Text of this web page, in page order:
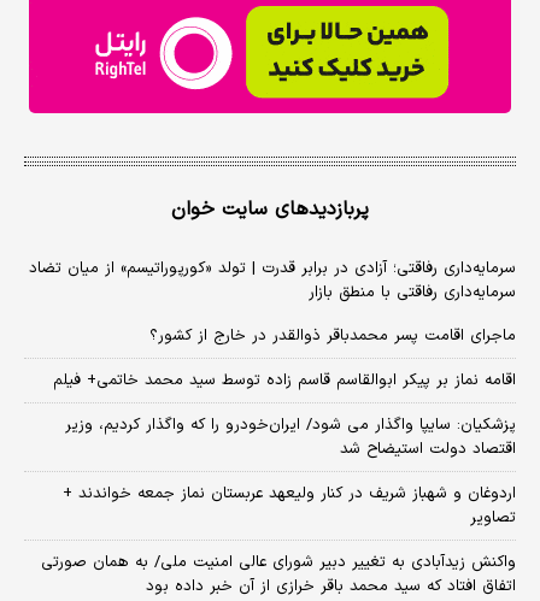
پربازدیدهای سایت خوان
سرمایه‌داری رفاقتی؛ آزادی در برابر قدرت | تولد «کورپوراتیسم» از میان تضاد
سرمایه‌داری رفاقتی با منطق بازار
ماجرای اقامت پسر محمدباقر ذوالقدر در خارج از کشور؟
اقامه نماز بر پیکر ابوالقاسم قاسم زاده توسط سید محمد خاتمی+ فیلم
پزشکیان: سایپا واگذار می شود/ ایران‌خودرو را که واگذار کردیم، وزیر
اقتصاد دولت استیضاح شد
اردوغان و شهباز شریف در کنار ولیعهد عربستان نماز جمعه خواندند +
تصاویر
واکنش زیدآبادی به تغییر دبیر شورای عالی امنیت ملی/ به همان صورتی
اتفاق افتاد که سید محمد باقر خرازی از آن خبر داده بود